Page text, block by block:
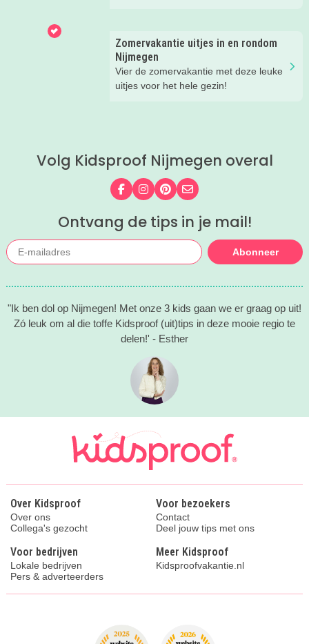
je de leukste tips voor op én in het
water.
Zomervakantie uitjes in en rondom
Nijmegen
Vier de zomervakantie met deze leuke
uitjes voor het hele gezin!
Volg Kidsproof Nijmegen overal
Volg ons op Facebook
Volg ons op Instagram
Volg ons op Pinterest
Mail ons
Ontvang de tips in je mail!
Abonneer
"Ik ben dol op Nijmegen! Met onze 3 kids gaan we er graag op uit!
Zó leuk om al die toffe Kidsproof (uit)tips in deze mooie regio te
delen!' - Esther
Over Kidsproof
Over ons
Collega's gezocht
Voor bezoekers
Contact
Deel jouw tips met ons
Voor bedrijven
Lokale bedrijven
Pers & adverteerders
Meer Kidsproof
Kidsproofvakantie.nl